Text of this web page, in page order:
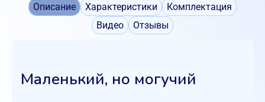
Описание Характеристики
Комплектация
Видео
Отзывы
Маленький, но могучий